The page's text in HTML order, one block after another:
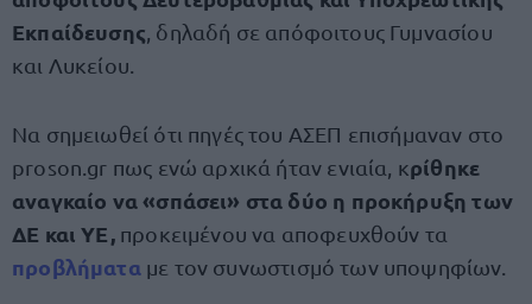
Εκπαίδευσης , δηλαδή σε απόφοιτους Γυμνασίου
και Λυκείου.
Να σημειωθεί ότι πηγές του ΑΣΕΠ επισήμαναν στο
proson.gr πως ενώ αρχικά ήταν ενιαία, κρίθηκε
αναγκαίο να «σπάσει» στα δύο η προκήρυξη των
ΔΕ και ΥΕ,προκειμένου να αποφευχθούν τα
προβλήματα με τον συνωστισμό των υποψηφίων.